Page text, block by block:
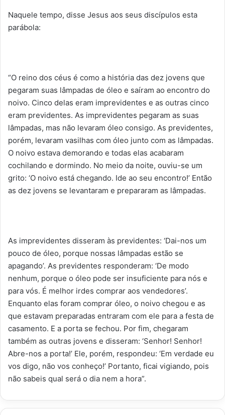
Naquele tempo, disse Jesus aos seus discípulos esta
parábola:
“O reino dos céus é como a história das dez jovens que
pegaram suas lâmpadas de óleo e saíram ao encontro do
noivo. Cinco delas eram imprevidentes e as outras cinco
eram previdentes. As imprevidentes pegaram as suas
lâmpadas, mas não levaram óleo consigo. As previdentes,
porém, levaram vasilhas com óleo junto com as lâmpadas.
O noivo estava demorando e todas elas acabaram
cochilando e dormindo. No meio da noite, ouviu-se um
grito: ‘O noivo está chegando. Ide ao seu encontro!’ Então
as dez jovens se levantaram e prepararam as lâmpadas.
As imprevidentes disseram às previdentes: ‘Dai-nos um
pouco de óleo, porque nossas lâmpadas estão se
apagando’. As previdentes responderam: ‘De modo
nenhum, porque o óleo pode ser insuficiente para nós e
para vós. É melhor irdes comprar aos vendedores’.
Enquanto elas foram comprar óleo, o noivo chegou e as
que estavam preparadas entraram com ele para a festa de
casamento. E a porta se fechou. Por fim, chegaram
também as outras jovens e disseram: ‘Senhor! Senhor!
Abre-nos a porta!’ Ele, porém, respondeu: ‘Em verdade eu
vos digo, não vos conheço!’ Portanto, ficai vigiando, pois
não sabeis qual será o dia nem a hora”.